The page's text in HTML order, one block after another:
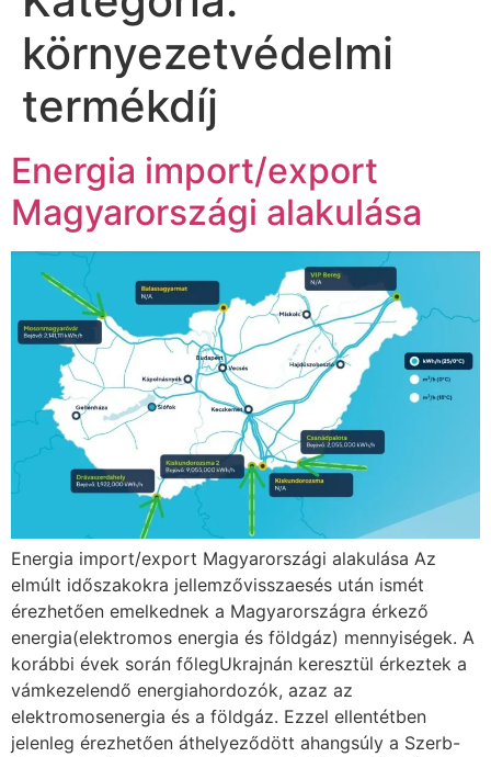
környezetvédelmi
termékdíj
Energia import/export
Magyarországi alakulása
Energia import/export Magyarországi alakulása Az
elmúlt időszakokra jellemzővisszaesés után ismét
érezhetően emelkednek a Magyarországra érkező
energia(elektromos energia és földgáz) mennyiségek. A
korábbi évek során főlegUkrajnán keresztül érkeztek a
vámkezelendő energiahordozók, azaz az
elektromosenergia és a földgáz. Ezzel ellentétben
jelenleg érezhetően áthelyeződött ahangsúly a Szerb-